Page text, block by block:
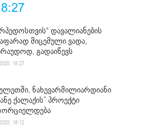
დავალიანების
მიცემული ვადა,
გადაიწევს
18:27
ნახევარმილიარდიანი
ქალაქის” პროექტი
18:12